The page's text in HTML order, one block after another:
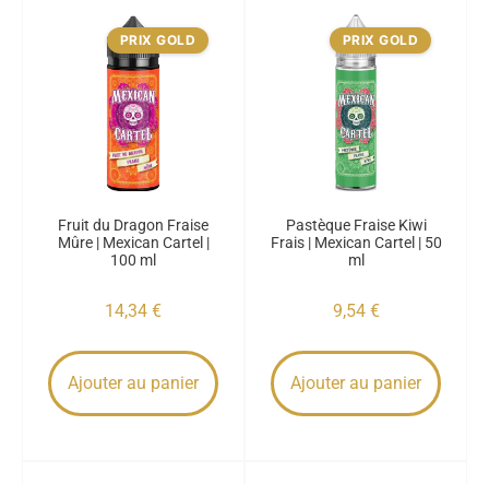
PRIX GOLD
Fruit du Dragon Fraise
Mûre | Mexican Cartel |
100 ml
14,34 €
Ajouter au panier
PRIX GOLD
Pastèque Fraise Kiwi
Frais | Mexican Cartel | 50
ml
9,54 €
Ajouter au panier